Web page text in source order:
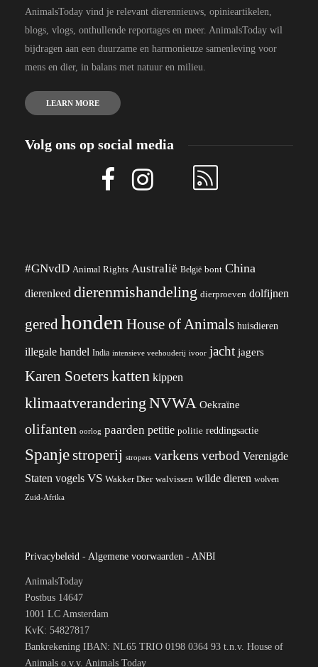
AnimalsToday vind je relevant dierennieuws, opinieartikelen,
blogs, vlogs, onthullende reportages en meer. AnimalsToday wil
bijdragen aan een duurzame en harmonieuze samenleving voor
mens en dier, in balans met natuur en milieu.
LEARN MORE
Volg ons op social media
#GNvdD Animal Rights Australië België bont China
dierenleed dierenmishandeling dierproeven dolfijnen
geredhonden House of Animals huisdieren
illegale handel India intensieve veehouderij ivoor jacht jagers
Karen Soeterskatten kippen
klimaatverandering NVWA Oekraïne
olifanten oorlog paarden petitie politie reddingsactie
Spanjestroperij stropers varkens verbod Verenigde
Staten vogels VS Wakker Dier walvissen wilde dieren wolven
Zuid-Afrika
Privacybeleid - Algemene voorwaarden - ANBI
AnimalsToday
Postbus 14647
1001 LC Amsterdam
KvK: 54827817
Bankrekening IBAN: NL65 TRIO 0198 0364 93 t.n.v. House of
Animals o.v.v. Animals Today